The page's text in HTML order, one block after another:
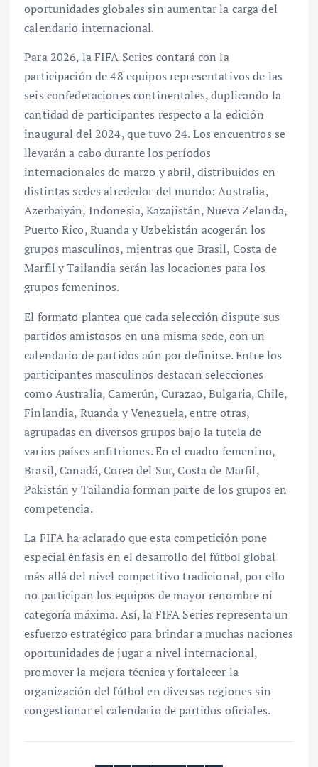
oportunidades globales sin aumentar la carga del
calendario internacional.
Para 2026, la FIFA Series contará con la
participación de 48 equipos representativos de las
seis confederaciones continentales, duplicando la
cantidad de participantes respecto a la edición
inaugural del 2024, que tuvo 24. Los encuentros se
llevarán a cabo durante los períodos
internacionales de marzo y abril, distribuidos en
distintas sedes alrededor del mundo: Australia,
Azerbaiyán, Indonesia, Kazajistán, Nueva Zelanda,
Puerto Rico, Ruanda y Uzbekistán acogerán los
grupos masculinos, mientras que Brasil, Costa de
Marfil y Tailandia serán las locaciones para los
grupos femeninos.
El formato plantea que cada selección dispute sus
partidos amistosos en una misma sede, con un
calendario de partidos aún por definirse. Entre los
participantes masculinos destacan selecciones
como Australia, Camerún, Curazao, Bulgaria, Chile,
Finlandia, Ruanda y Venezuela, entre otras,
agrupadas en diversos grupos bajo la tutela de
varios países anfitriones. En el cuadro femenino,
Brasil, Canadá, Corea del Sur, Costa de Marfil,
Pakistán y Tailandia forman parte de los grupos en
competencia.
La FIFA ha aclarado que esta competición pone
especial énfasis en el desarrollo del fútbol global
más allá del nivel competitivo tradicional, por ello
no participan los equipos de mayor renombre ni
categoría máxima. Así, la FIFA Series representa un
esfuerzo estratégico para brindar a muchas naciones
oportunidades de jugar a nivel internacional,
promover la mejora técnica y fortalecer la
organización del fútbol en diversas regiones sin
congestionar el calendario de partidos oficiales.